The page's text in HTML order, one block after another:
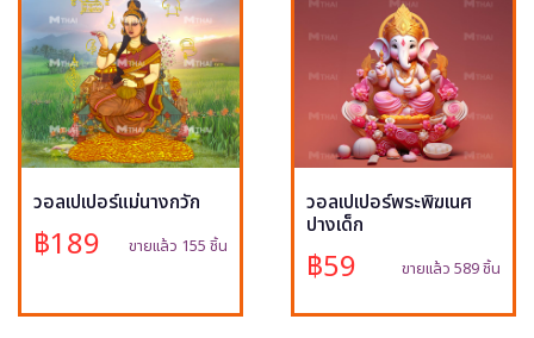
วอลเปเปอร์แม่นางกวัก
฿189 ขายแล้ว 155 ชิ้น
วอลเปเปอร์พระพิฆเนศ
ปางเด็ก
฿59 ขายแล้ว 589 ชิ้น